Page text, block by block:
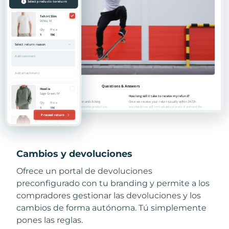
Cambios y devoluciones
Ofrece un portal de devoluciones
preconfigurado con tu branding y permite a los
compradores gestionar las devoluciones y los
cambios de forma autónoma. Tú simplemente
pones las reglas.